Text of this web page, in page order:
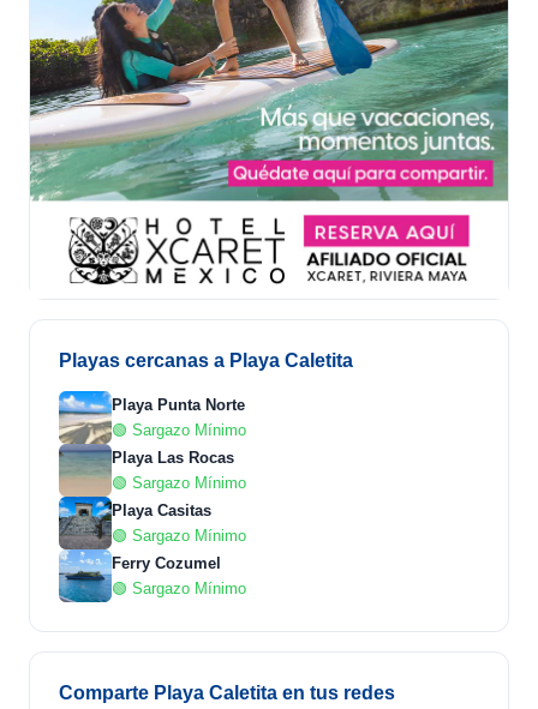
Playas cercanas a Playa Caletita
Playa Punta Norte
🟢 Sargazo Mínimo
Playa Las Rocas
🟢 Sargazo Mínimo
Playa Casitas
🟢 Sargazo Mínimo
Ferry Cozumel
🟢 Sargazo Mínimo
Comparte Playa Caletita en tus redes